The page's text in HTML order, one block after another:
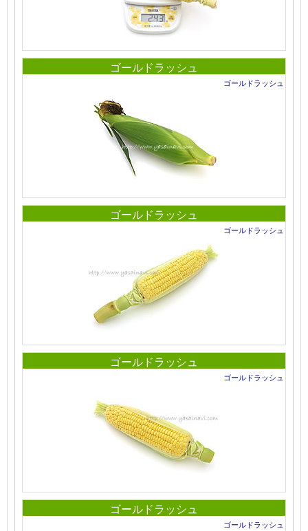
ゴールドラッシュ
ゴールドラッシュ
ゴールドラッシュ
ゴールドラッシュ
ゴールドラッシュ
ゴールドラッシュ
ゴールドラッシュ
ゴールドラッシュ